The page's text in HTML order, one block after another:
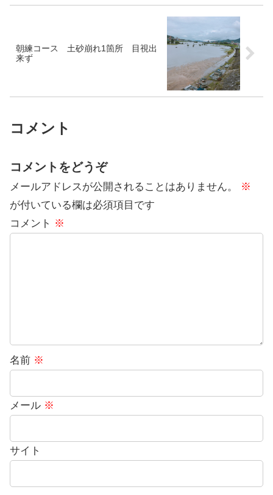
朝練コース 土砂崩れ1箇所 目視出
来ず
コメント
コメントをどうぞ
メールアドレスが公開されることはありません。
※
が付いている欄は必須項目です
コメント ※
名前 ※
メール ※
サイト